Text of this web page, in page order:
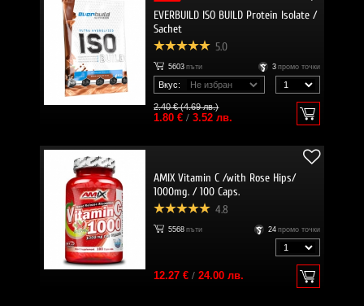
EVERBUILD ISO BUILD Protein Isolate /
Sachet
5.0
5603 пъти 3 промо точки
Вкус:
2.40 € (4.69 лв.)
1.80 €/ 3.52 лв.
AMIX Vitamin C /with Rose Hips/
1000mg. / 100 Caps.
4.8
5568 пъти 24 промо точки
12.27 €/ 24.00 лв.